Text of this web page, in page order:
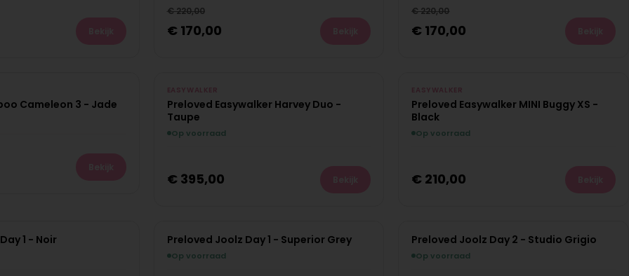
€220,00
€ 170,00
€220,00
€ 170,00
Cameleon 3 - Jade
PRE-LOVED
Uniek exemplaar
EASYWALKER
Preloved Easywalker Harvey Duo -
Taupe
Op voorraad
€ 395,00
PRE-LOVED
Uniek exemplaar
EASYWALKER
Preloved Easywalker MINI Buggy XS -
Black
Op voorraad
€ 210,00
1 - Noir
PRE-LOVED
Uniek exemplaar
Preloved Joolz Day 1 - Superior Grey
Op voorraad
PRE-LOVED
Uniek exemplaar
Preloved Joolz Day 2 - Studio Grigio
Op voorraad